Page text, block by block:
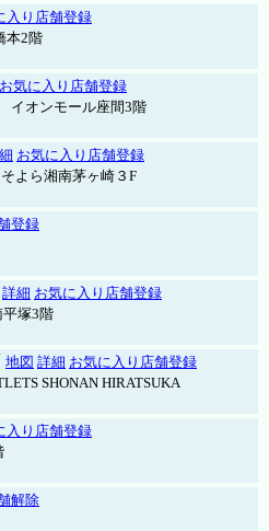
入り店舗登録
本2階
お気に入り店舗登録
イオンモール座間3階
お気に入り店舗登録
よら湘南茅ヶ崎３F
登録
詳細 お気に入り店舗登録
塚3階
地図 詳細 お気に入り店舗登録
SHONAN HIRATSUKA
入り店舗登録
解除